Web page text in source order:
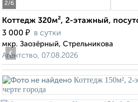
2/6
Коттедж 320м², 2-этажный,
3 000 ₽ в сутки
мкр. Заозёрный, Стрельникова
Агентство, 07.08.2026
‹